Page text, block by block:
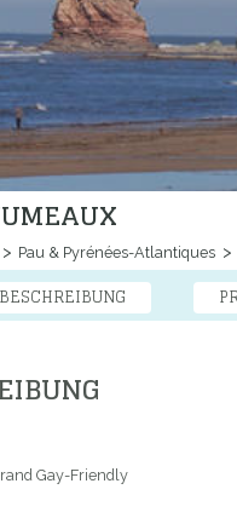
Pau & Pyrénées-Atlantiques
BESCHREIBUNG
Gay-Friendly